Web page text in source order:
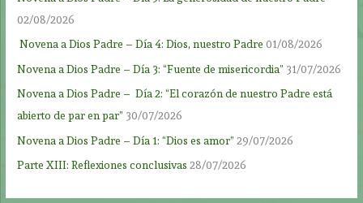
02/08/2026
Novena a Dios Padre – Día 4: Dios, nuestro Padre 01/08/2026
Novena a Dios Padre – Día 3: “Fuente de misericordia” 31/07/2026
Novena a Dios Padre – Día 2: “El corazón de nuestro Padre está
abierto de par en par” 30/07/2026
Novena a Dios Padre – Día 1: “Dios es amor” 29/07/2026
Parte XIII: Reflexiones conclusivas 28/07/2026